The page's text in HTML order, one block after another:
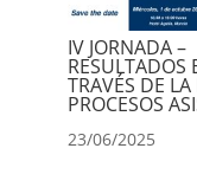
IV JORNADA –
RESULTADOS
TRAVÉS DE LA
PROCESOS
23/06/2025